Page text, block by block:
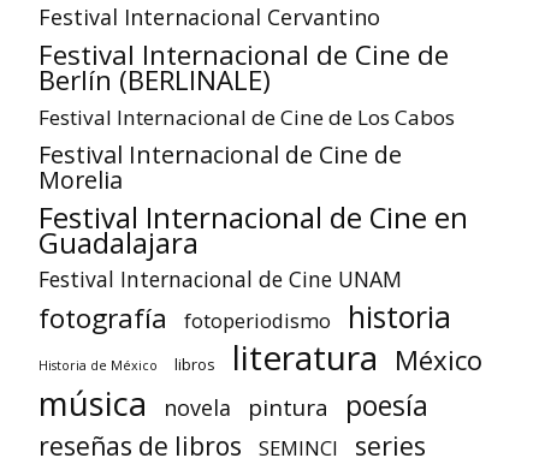
Festival Internacional Cervantino
Festival Internacional de Cine de
Berlín (BERLINALE)
Festival Internacional de Cine de Los Cabos
Festival Internacional de Cine de
Morelia
Festival Internacional de Cine en
Guadalajara
Festival Internacional de Cine UNAM
fotografía fotoperiodismo historia
Historia de México libros literatura México
música novela pintura poesía
reseñas de libros SEMINCI series